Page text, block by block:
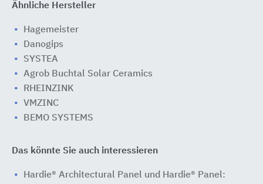
Ähnliche Hersteller
Hagemeister
Danogips
SYSTEA
Agrob Buchtal Solar Ceramics
RHEINZINK
VMZINC
BEMO SYSTEMS
Das könnte Sie auch interessieren
Hardie® Architectural Panel und Hardie® Panel: